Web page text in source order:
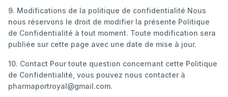
9. Modifications de la politique de confidentialité Nous
nous réservons le droit de modifier la présente Politique
de Confidentialité à tout moment. Toute modification sera
publiée sur cette page avec une date de mise à jour.
10. Contact Pour toute question concernant cette Politique
de Confidentialité, vous pouvez nous contacter à
pharmaportroyal@gmail.com.